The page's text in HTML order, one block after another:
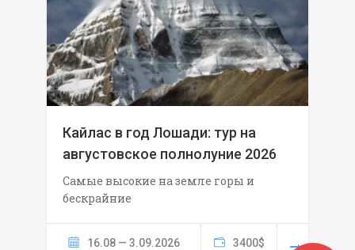
Кайлас в год Лошади: тур на
августовское полнолуние 2026
Самые высокие на земле горы и
бескрайние
16.08 — 3.09.2026 3400$